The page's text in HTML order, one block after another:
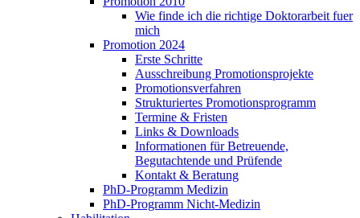
Wie finde ich die richtige Doktorarbeit fuer
mich
Promotion 2024
Erste Schritte
Ausschreibung Promotionsprojekte
Promotionsverfahren
Strukturiertes Promotionsprogramm
Termine & Fristen
Links & Downloads
Informationen für Betreuende,
Begutachtende und Prüfende
Kontakt & Beratung
PhD-Programm Medizin
PhD-Programm Nicht-Medizin